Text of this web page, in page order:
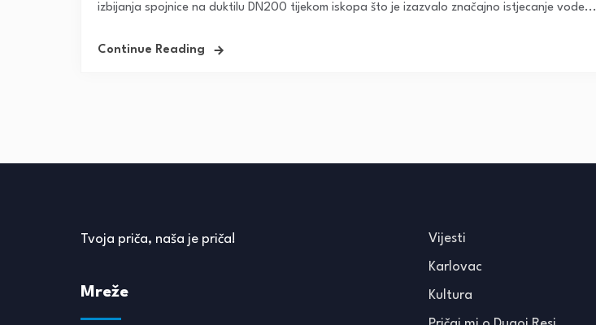
izbijanja spojnice na duktilu DN200 tijekom iskopa što je izazvalo značajno istjecanje vode...
Continue Reading
Tvoja priča, naša je priča!
Mreže
Vijesti
Karlovac
Kultura